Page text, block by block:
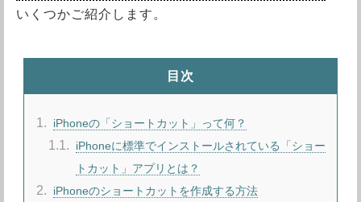
いくつかご紹介します。
目次
1 iPhoneの「ショートカット」って何？
1.1
iPhoneに標準でインストールされている「ショー
トカット」アプリとは？
2 iPhoneのショートカットを作成する方法